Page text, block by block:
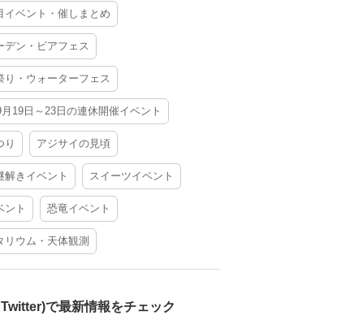
イベント・催しまとめ
デン・ビアフェス
り・ウォーターフェス
19日～23日の連休開催イベント
り アジサイの見頃
解きイベント スイーツイベント
ント 恐竜イベント
リウム・天体観測
で最新情報をチェック